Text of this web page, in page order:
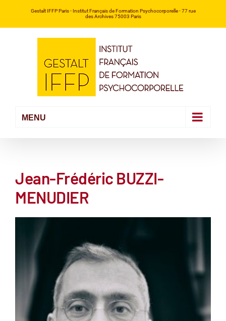
Gestalt IFFP Paris- Institut Français de Formation Psychocorporelle -77 rue
des Archives 75003 Paris
Jean-Frédéric BUZZI-
MENUDIER
l'image
agrandie